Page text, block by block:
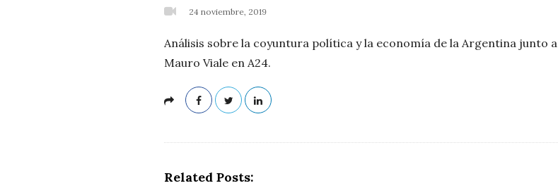
o
24 noviembre, 2019
Análisis sobre la coyuntura política y la economía de la Argentina junto a
Mauro Viale en A24.
Related Posts: